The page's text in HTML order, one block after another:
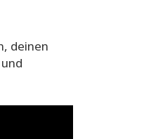
deinen